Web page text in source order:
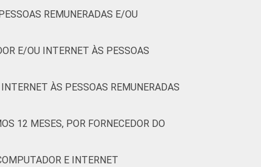
REMUNERADAS E/OU
E/OU INTERNET ÀS PESSOAS
ÀS PESSOAS REMUNERADAS
12 MESES, POR FORNECEDOR DO
E INTERNET